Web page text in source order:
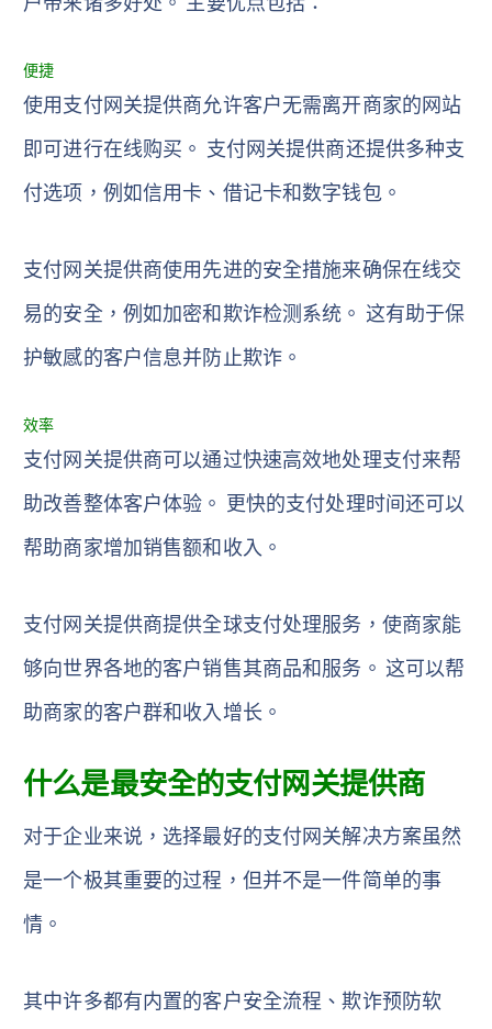
便捷
使用支付网关提供商允许客户无需离开商家的网站
即可进行在线购买。 支付网关提供商还提供多种支
付选项，例如信用卡、借记卡和数字钱包。
支付网关提供商使用先进的安全措施来确保在线交
易的安全，例如加密和欺诈检测系统。 这有助于保
护敏感的客户信息并防止欺诈。
效率
支付网关提供商可以通过快速高效地处理支付来帮
助改善整体客户体验。 更快的支付处理时间还可以
帮助商家增加销售额和收入。
支付网关提供商提供全球支付处理服务，使商家能
够向世界各地的客户销售其商品和服务。 这可以帮
助商家的客户群和收入增长。
什么是最安全的支付网关提供商
对于企业来说，选择最好的支付网关解决方案虽然
是一个极其重要的过程，但并不是一件简单的事
情。
其中许多都有内置的客户安全流程、欺诈预防软